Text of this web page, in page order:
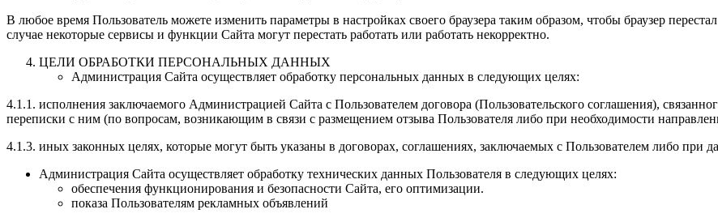
В любое время Пользователь можете изменить параметры в настройках своего браузера таким образом, чтобы браузер
случае некоторые сервисы и функции Сайта могут перестать работать или работать некорректно.
ЦЕЛИ ОБРАБОТКИ ПЕРСОНАЛЬНЫХ ДАННЫХ
Администрация Сайта осуществляет обработку персональных данных в следующих целях:
4.1.1. исполнения заключаемого Администрацией Сайта с Пользователем договора (Пользовательского соглашения),
переписки с ним (по вопросам, возникающим в связи с размещением отзыва Пользователя либо при необходимости
4.1.3. иных законных целях, которые могут быть указаны в договорах, соглашениях, заключаемых с Пользователем либо при
Администрация Сайта осуществляет обработку технических данных Пользователя в следующих целях:
обеспечения функционирования и безопасности Сайта, его оптимизации.
показа Пользователям рекламных объявлений